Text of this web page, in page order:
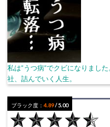
私は”うつ病”でクビになりまし
社、詰んでいく人生。
ブラック度：4.89/ 5.00